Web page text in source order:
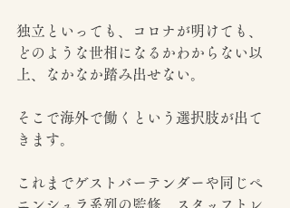
独立といっても、コロナが明けても、
どのような世相になるかわからない以
上、なかなか踏み出せない。
そこで海外で働くという選択肢が出て
きます。
これまでゲストバーテンダーや同じペ
ニンシュラ系列の監修、スタッフトレ